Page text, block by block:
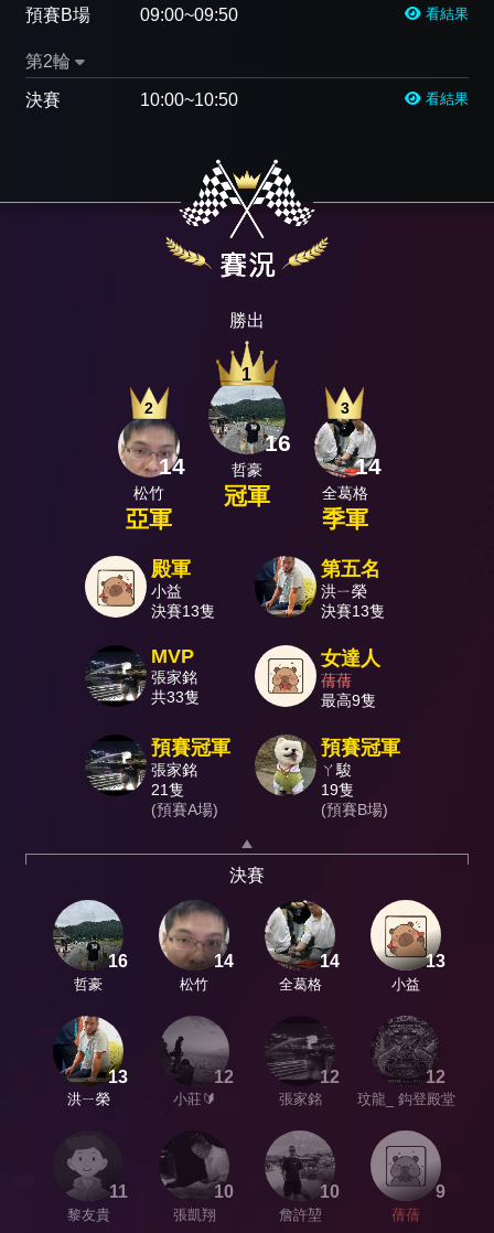
預賽B場 09:00~09:50 看結果
第2輪
決賽 10:00~10:50 看結果
勝出
1
16
哲豪
冠軍
2
14
松竹
亞軍
3
14
全葛格
季軍
殿軍
小益
決賽13隻
第五名
洪ㄧ榮
決賽13隻
MVP
張家銘
共33隻
女達人
蒨蒨
最高9隻
預賽冠軍
張家銘
21隻
(預賽A場)
預賽冠軍
ㄚ駿
19隻
(預賽B場)
決賽
16
哲豪
14
松竹
14
全葛格
13
小益
13
洪ㄧ榮
12
小莊🔰
12
張家銘
12
玟龍_ 鈎登殿堂
11
黎友貴
10
張凱翔
10
詹許堃
9
蒨蒨